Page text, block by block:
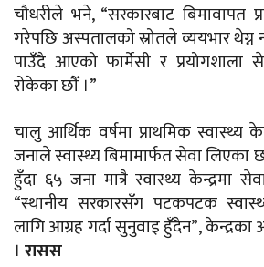
चौधरीले भने, “सरकारबाट बिमावापत
गरेपछि अस्पतालको स्रोतले व्ययभार थेग्न
पाउँदै आएको फार्मेसी र प्रयोगशाला
रोकेका छौँ ।”
चालु आर्थिक वर्षमा प्राथमिक स्वास्थ्य
जनाले स्वास्थ्य बिमामार्फत सेवा लिएका
हुँदा ६५ जना मात्रै स्वास्थ्य केन्द्रमा
“स्थानीय सरकारसँग पटकपटक
लागि आग्रह गर्दा सुनुवाइ हुँदैन”, केन्द्रका
। रासस